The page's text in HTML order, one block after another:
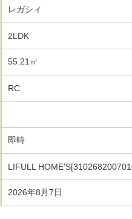
レガシィ
2LDK
55.21㎡
RC
即時
LIFULL
2026年8月7日